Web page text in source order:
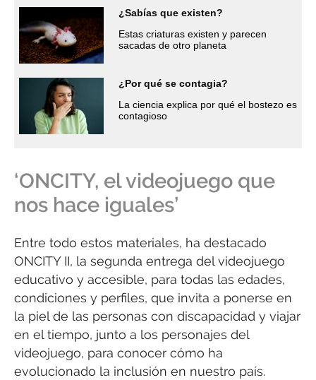
¿Sabías que existen?
Estas criaturas existen y parecen
sacadas de otro planeta
¿Por qué se contagia?
La ciencia explica por qué el bostezo es
contagioso
‘ONCITY, el videojuego que
nos hace iguales’
Entre todo estos materiales, ha destacado
ONCITY II, la segunda entrega del videojuego
educativo y accesible, para todas las edades,
condiciones y perfiles, que invita a ponerse en
la piel de las personas con discapacidad y viajar
en el tiempo, junto a los personajes del
videojuego, para conocer cómo ha
evolucionado la inclusión en nuestro país.